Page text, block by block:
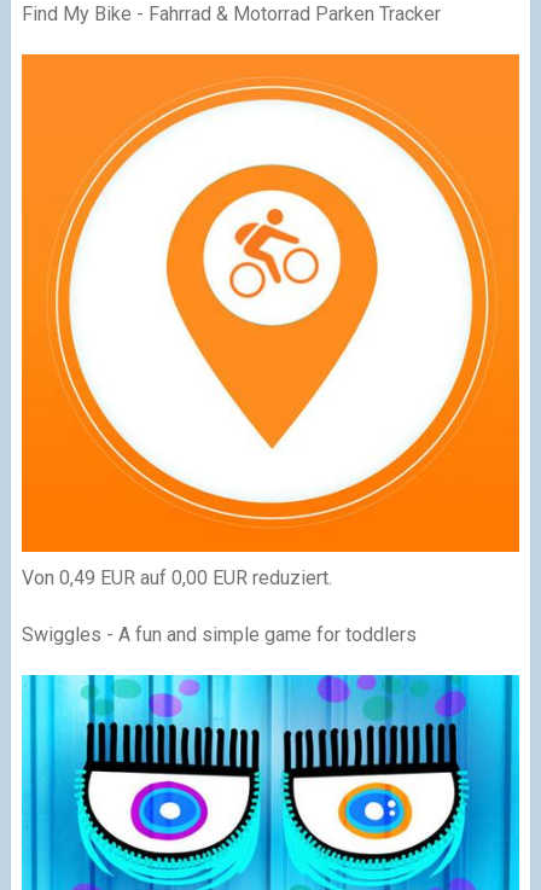
Find My Bike - Fahrrad & Motorrad Parken Tracker
Von 0,49 EUR auf 0,00 EUR reduziert.
Swiggles - A fun and simple game for toddlers